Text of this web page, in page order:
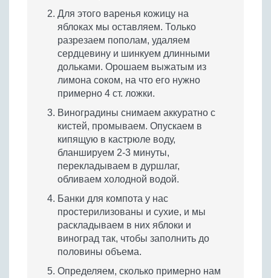
Для этого варенья кожицу на
яблоках мы оставляем. Только
разрезаем пополам, удаляем
сердцевину и шинкуем длинными
дольками. Орошаем выжатым из
лимона соком, на что его нужно
примерно 4 ст. ложки.
Виноградины снимаем аккуратно с
кистей, промываем. Опускаем в
кипящую в кастрюле воду,
бланшируем 2-3 минуты,
перекладываем в дуршлаг,
обливаем холодной водой.
Банки для компота у нас
простерилизованы и сухие, и мы
раскладываем в них яблоки и
виноград так, чтобы заполнить до
половины объема.
Определяем, сколько примерно нам